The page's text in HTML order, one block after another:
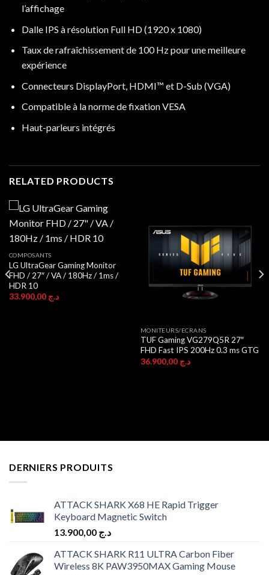
l’affichage
Dalle IPS à résolution Full HD (1920 x 1080)
Taux de rafraîchissement de 100 Hz pour une meilleure
expérience
Connecteurs DisplayPort, HDMI™ et D-Sub (VGA)
Compatible à la norme de fixation VESA
Haut-parleurs intégrés
RELATED PRODUCTS
COMPOSANTS
LG UltraGear Gaming Monitor
FHD / 27″ / VA / 180Hz / 1ms /
HDR 10
د.ج 33.900,00
MONITEURS/ECRANS
TUF Gaming VG279Q5R 27″
FHD Fast IPS 200Hz 0.3 ms GTG
د.ج 36.900,00
DERNIERS PRODUITS
ATTACK SHARK X68 HE Rapid Trigger
Keyboard Magnetic Switch
د.ج
ATTACK SHARK R11 ULTRA Carbon Fiber
Wireless 8K PAW3950MAX Gaming Mouse